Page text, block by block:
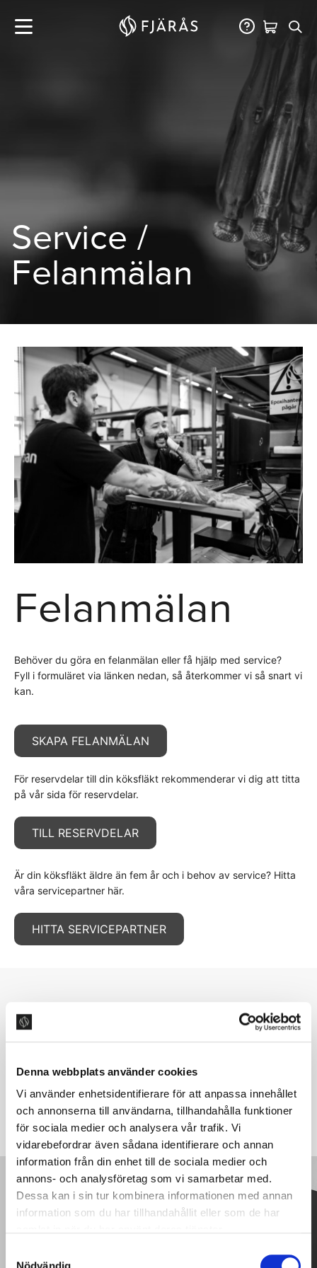
Denna webbplats använder cookies
Vi använder enhetsidentifierare för att anpassa innehållet
och annonserna till användarna, tillhandahålla funktioner
för sociala medier och analysera vår trafik. Vi
vidarebefordrar även sådana identifierare och annan
information från din enhet till de sociala medier och
annons- och analysföretag som vi samarbetar med.
Dessa kan i sin tur kombinera informationen med annan
information som du har tillhandahållit eller som de har
Nödvändig
Service /
Felanmälan
Felanmälan
Behöver du göra en felanmälan eller få hjälp med service?
Fyll i formuläret via länken nedan, så återkommer vi så snart vi
kan.
SKAPA FELANMÄLAN
För reservdelar till din köksfläkt rekommenderar vi dig att titta
på vår sida för reservdelar.
TILL RESERVDELAR
Är din köksfläkt äldre än fem år och i behov av service? Hitta
våra servicepartner här.
HITTA SERVICEPARTNER
Följ oss för inspiration, nyheter
SKICKA
PRODUKTKATALOG
Läs vår produktguide
PRODUKTKATALOG